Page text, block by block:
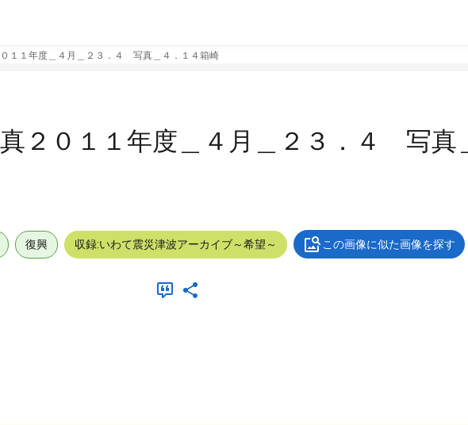
１１年度＿４月＿２３．４ 写真＿４．１４箱崎
２０１１年度＿４月＿２３．４ 写真＿
復興 収録:いわて震災津波アーカイブ～希望～ この画像に似た画像を探す